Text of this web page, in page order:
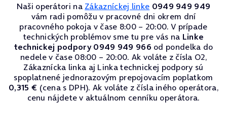
Naši operátori na Zákazníckej linke 0949 949 949
vám radi pomôžu v pracovné dni okrem dní
pracovného pokoja v čase 8:00 – 20:00. V prípade
technických problémov sme tu pre vás na Linke
technickej podpory 0949 949 966 od pondelka do
nedele v čase 08:00 – 20:00. Ak voláte z čísla O2,
Zákaznícka linka aj Linka technickej podpory sú
spoplatnené jednorazovým prepojovacím poplatkom
0,315 € (cena s DPH). Ak voláte z čísla iného operátora,
cenu nájdete v aktuálnom cenníku operátora.